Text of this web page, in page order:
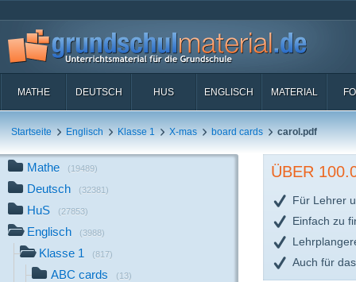
MATHE DEUTSCH HUS ENGLISCH MATERIAL
Startseite Englisch Klasse 1 X-mas board cards carol.pdf
Mathe (19489)
Deutsch (32381)
HuS (27853)
Englisch (3988)
Klasse 1 (817)
ABC cards (13)
ÜBER
Für Lehrer
Einfach zu
Auch für